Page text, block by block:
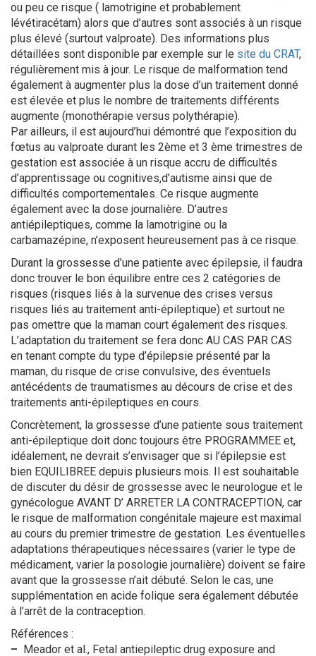
ou peu ce risque ( lamotrigine et probablement
lévétiracétam) alors que d’autres sont associés à un risque
plus élevé (surtout valproate). Des informations plus
détaillées sont disponible par exemple sur le site du CRAT,
régulièrement mis à jour. Le risque de malformation tend
également à augmenter plus la dose d’un traitement donné
est élevée et plus le nombre de traitements différents
augmente (monothérapie versus polythérapie).
Par ailleurs, il est aujourd’hui démontré que l’exposition du
fœtus au valproate durant les 2ème et 3 ème trimestres de
gestation est associée à un risque accru de difficultés
d’apprentissage ou cognitives,d’autisme ainsi que de
difficultés comportementales. Ce risque augmente
également avec la dose journalière. D’autres
antiépileptiques, comme la lamotrigine ou la
carbamazépine, n’exposent heureusement pas à ce risque.
Durant la grossesse d’une patiente avec épilepsie, il faudra
donc trouver le bon équilibre entre ces 2 catégories de
risques (risques liés à la survenue des crises versus
risques liés au traitement anti-épileptique) et surtout ne
pas omettre que la maman court également des risques.
L’adaptation du traitement se fera donc AU CAS PAR CAS
en tenant compte du type d’épilepsie présenté par la
maman, du risque de crise convulsive, des éventuels
antécédents de traumatismes au décours de crise et des
traitements anti-épileptiques en cours.
Concrètement, la grossesse d’une patiente sous traitement
anti-épileptique doit donc toujours être PROGRAMMEE et,
idéalement, ne devrait s’envisager que si l’épilepsie est
bien EQUILIBREE depuis plusieurs mois. Il est souhaitable
de discuter du désir de grossesse avec le neurologue et le
gynécologue AVANT D’ ARRETER LA CONTRACEPTION, car
le risque de malformation congénitale majeure est maximal
au cours du premier trimestre de gestation. Les éventuelles
adaptations thérapeutiques nécessaires (varier le type de
médicament, varier la posologie journalière) doivent se faire
avant que la grossesse n’ait débuté. Selon le cas, une
supplémentation en acide folique sera également débutée
à l’arrêt de la contraception.
Références :
– Meador et al., Fetal antiepileptic drug exposure and